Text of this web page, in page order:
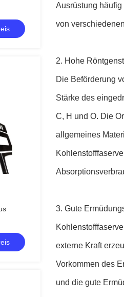
Ausrüstung
von
2. Hohe
Die Beförderung
Stärke des
C, H und O. Die
allgemeines
3. Gute
externe Kraft
Vorkommen des
und die gute